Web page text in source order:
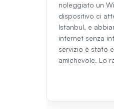
noleggiato un
dispositivo ci
Istanbul, e
internet senza
servizio è stato
amichevole. Lo